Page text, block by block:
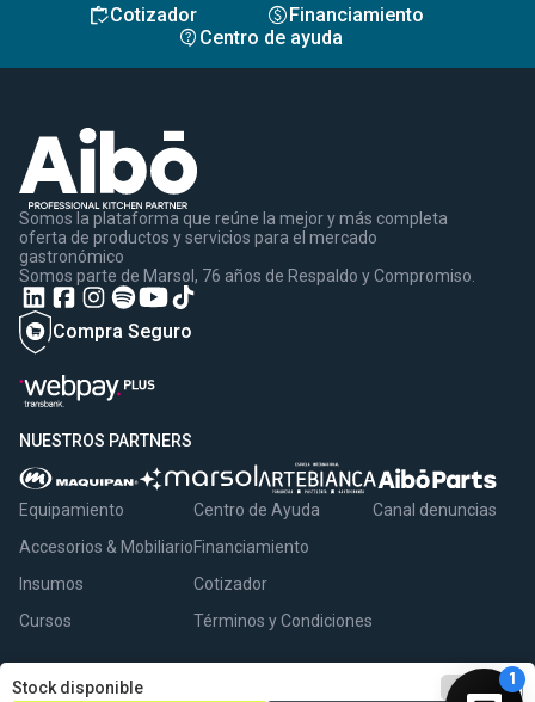
Stock disponible remove add
inventoryCotizador monetization_onFinanciamiento
contact_support Centro de ayuda
Somos la plataforma que reúne la mejor y más completa
oferta de productos y servicios para el mercado
gastronómico
Somos parte de Marsol, 76 años de Respaldo y Compromiso.
Compra Seguro
NUESTROS PARTNERS
Equipamiento
Accesorios & Mobiliario
Insumos
Cursos
Centro de Ayuda
Financiamiento
Cotizador
Términos y Condiciones
Canal denuncias